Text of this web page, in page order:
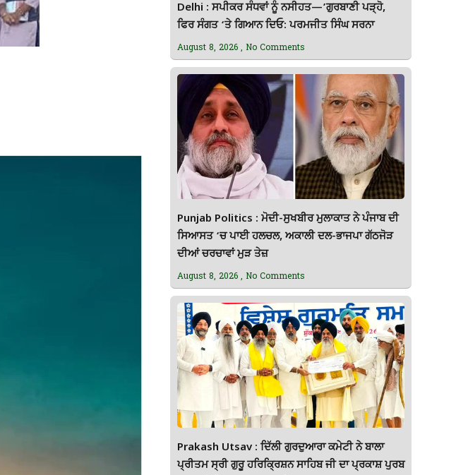
Delhi : ਸਪੀਕਰ ਸੰਧਵਾਂ ਨੂੰ ਨਸੀਹਤ—’ਗੁਰਬਾਣੀ ਪੜ੍ਹੋ,
ਫਿਰ ਸੰਗਤ ‘ਤੇ ਗਿਆਨ ਦਿਓ: ਪਰਮਜੀਤ ਸਿੰਘ ਸਰਨਾ
August 8, 2026 No Comments
Punjab Politics : ਮੋਦੀ-ਸੁਖਬੀਰ ਮੁਲਾਕਾਤ ਨੇ ਪੰਜਾਬ ਦੀ
ਸਿਆਸਤ ‘ਚ ਪਾਈ ਹਲਚਲ, ਅਕਾਲੀ ਦਲ-ਭਾਜਪਾ ਗੱਠਜੋੜ
ਦੀਆਂ ਚਰਚਾਵਾਂ ਮੁੜ ਤੇਜ਼
August 8, 2026 No Comments
Prakash Utsav : ਦਿੱਲੀ ਗੁਰਦੁਆਰਾ ਕਮੇਟੀ ਨੇ ਬਾਲਾ
ਪ੍ਰੀਤਮ ਸ੍ਰੀ ਗੁਰੂ ਹਰਿਕ੍ਰਿਸ਼ਨ ਸਾਹਿਬ ਜੀ ਦਾ ਪ੍ਰਕਾਸ਼ ਪੁਰਬ